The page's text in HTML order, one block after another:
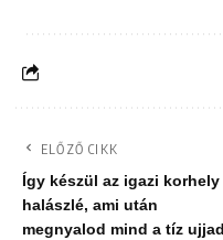
ELŐZŐ CIKK
Így készül az igazi korhely
halászlé, ami után
megnyalod mind a tíz ujjad